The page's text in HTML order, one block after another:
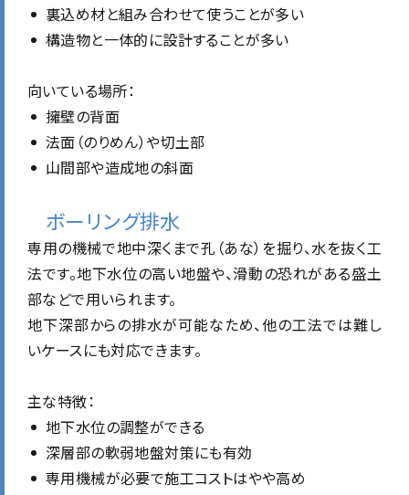
裏込め材と組み合わせて使うことが多い
構造物と一体的に設計することが多い
向いている場所：
擁壁の背面
法面（のりめん）や切土部
山間部や造成地の斜面
ボーリング排水
専用の機械で地中深くまで孔（あな）を掘り、水を抜く工
法です。地下水位の高い地盤や、滑動の恐れがある盛土
部などで用いられます。
地下深部からの排水が可能なため、他の工法では難し
いケースにも対応できます。
主な特徴：
地下水位の調整ができる
深層部の軟弱地盤対策にも有効
専用機械が必要で施工コストはやや高め